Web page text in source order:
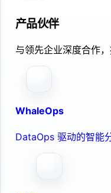
产品伙伴
与领先企业深度合作
WhaleOps
DataOps 驱动的智能